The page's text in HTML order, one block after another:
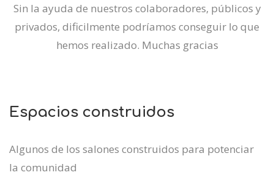
Sin la ayuda de nuestros colaboradores, públicos y
privados, dificilmente podríamos conseguir lo que
hemos realizado. Muchas gracias
Espacios construidos
Algunos de los salones construidos para potenciar
la comunidad